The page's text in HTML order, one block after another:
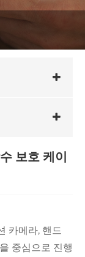
보호 케이
카메라, 핸드
중심으로 진행